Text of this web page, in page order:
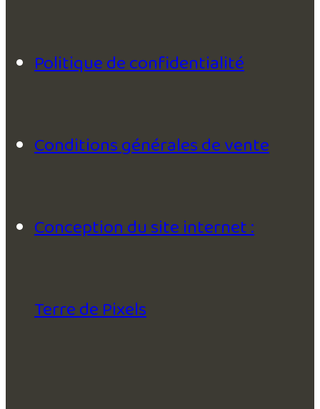
Politique de confidentialité
Conditions générales de vente
Conception du site internet :
Terre de Pixels